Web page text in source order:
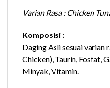
Varian Rasa : Chicken
Komposisi :
Daging Asli sesuai varian
Chicken), Taurin, Fosfat,
Minyak, Vitamin.